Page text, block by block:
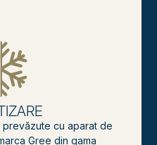
prevăzute cu aparat de
Gree din gama